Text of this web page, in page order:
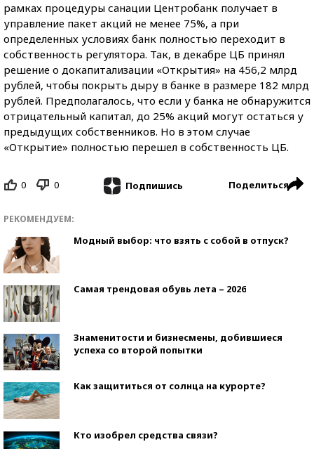
рамках процедуры санации Центробанк получает в
управление пакет акций не менее 75%, а при
определенных условиях банк полностью переходит в
собственность регулятора. Так, в декабре ЦБ принял
решение о докапитализации «Открытия» на 456,2 млрд
рублей, чтобы покрыть дыру в банке в размере 182 млрд
рублей. Предполагалось, что если у банка не обнаружится
отрицательный капитал, до 25% акций могут остаться у
предыдущих собственников. Но в этом случае
«Открытие» полностью перешел в собственность ЦБ.
0 0 Подпишись Поделиться
РЕКОМЕНДУЕМ:
Модный выбор: что взять с собой в отпуск?
Самая трендовая обувь лета – 2026
Знаменитости и бизнесмены, добившиеся
успеха со второй попытки
Как защититься от солнца на курорте?
Кто изобрел средства связи?